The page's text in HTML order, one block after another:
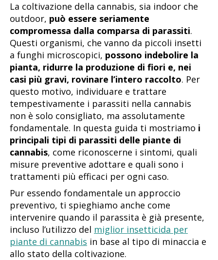
La coltivazione della cannabis, sia indoor che
outdoor, può essere seriamente
compromessa dalla comparsa di parassiti.
Questi organismi, che vanno da piccoli insetti
a funghi microscopici, possono indebolire la
pianta, ridurre la produzione di fiori e, nei
casi più gravi, rovinare l’intero raccolto. Per
questo motivo, individuare e trattare
tempestivamente i parassiti nella cannabis
non è solo consigliato, ma assolutamente
fondamentale. In questa guida ti mostriamo i
principali tipi di parassiti delle piante di
cannabis, come riconoscerne i sintomi, quali
misure preventive adottare e quali sono i
trattamenti più efficaci per ogni caso.
Pur essendo fondamentale un approccio
preventivo, ti spieghiamo anche come
intervenire quando il parassita è già presente,
incluso l’utilizzo del miglior insetticida per
piante di cannabis in base al tipo di minaccia e
allo stato della coltivazione.